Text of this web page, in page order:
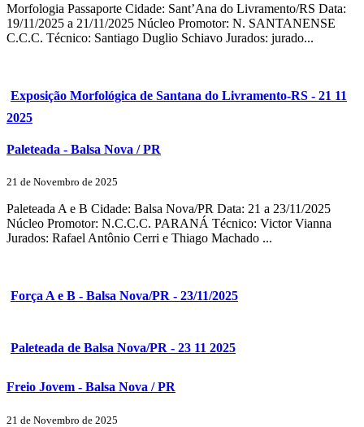
Morfologia Passaporte Cidade: Sant’Ana do Livramento/RS Data:
19/11/2025 a 21/11/2025 Núcleo Promotor: N. SANTANENSE
C.C.C. Técnico: Santiago Duglio Schiavo Jurados: jurado...
Exposição Morfológica de Santana do Livramento-RS - 21 11
2025
Paleteada - Balsa Nova / PR
21 de Novembro de 2025
Paleteada A e B Cidade: Balsa Nova/PR Data: 21 a 23/11/2025
Núcleo Promotor: N.C.C.C. PARANÁ Técnico: Victor Vianna
Jurados: Rafael Antônio Cerri e Thiago Machado ...
Força A e B - Balsa Nova/PR - 23/11/2025
Paleteada de Balsa Nova/PR - 23 11 2025
Freio Jovem - Balsa Nova / PR
21 de Novembro de 2025